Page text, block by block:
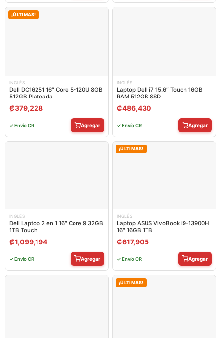
¡ÚLTIMAS!
INGLÉS
Dell DC16251 16″ Core 5-120U 8GB
512GB Plateada
₡379,228
✓ Envío CR Agregar
INGLÉS
Laptop Dell i7 15.6″ Touch 16GB
RAM 512GB SSD
₡486,430
✓ Envío CR Agregar
INGLÉS
Dell Laptop 2 en 1 16″ Core 9 32GB
1TB Touch
₡1,099,194
✓ Envío CR Agregar
¡ÚLTIMAS!
INGLÉS
Laptop ASUS VivoBook i9-13900H
16″ 16GB 1TB
₡617,905
✓ Envío CR Agregar
¡ÚLTIMAS!